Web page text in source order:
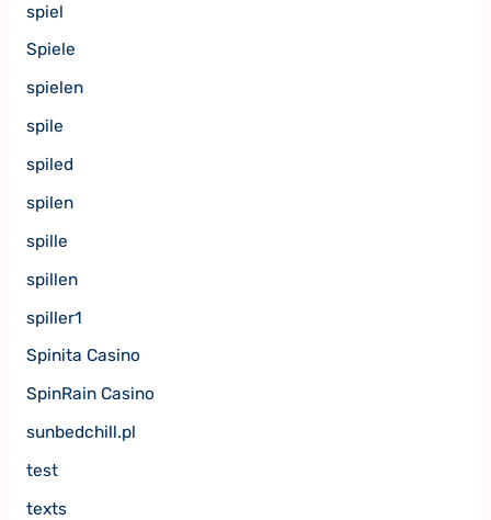
spiel
Spiele
spielen
spile
spiled
spilen
spille
spillen
spiller1
Spinita Casino
SpinRain Casino
sunbedchill.pl
test
texts